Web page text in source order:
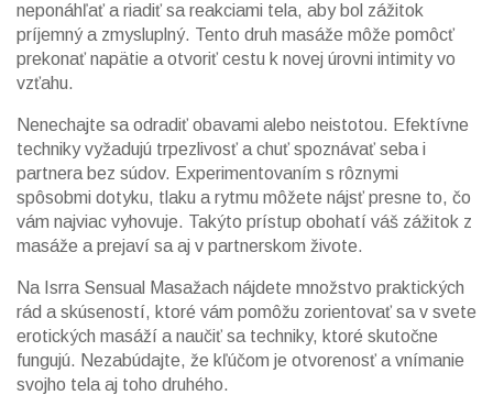
neponáhľať a riadiť sa reakciami tela, aby bol zážitok
príjemný a zmysluplný. Tento druh masáže môže pomôcť
prekonať napätie a otvoriť cestu k novej úrovni intimity vo
vzťahu.
Nenechajte sa odradiť obavami alebo neistotou. Efektívne
techniky vyžadujú trpezlivosť a chuť spoznávať seba i
partnera bez súdov. Experimentovaním s rôznymi
spôsobmi dotyku, tlaku a rytmu môžete nájsť presne to, čo
vám najviac vyhovuje. Takýto prístup obohatí váš zážitok z
masáže a prejaví sa aj v partnerskom živote.
Na Isrra Sensual Masažach nájdete množstvo praktických
rád a skúseností, ktoré vám pomôžu zorientovať sa v svete
erotických masáží a naučiť sa techniky, ktoré skutočne
fungujú. Nezabúdajte, že kľúčom je otvorenosť a vnímanie
svojho tela aj toho druhého.